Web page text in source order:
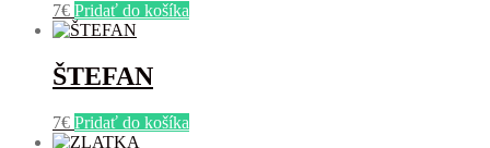
7€ Pridať do košíka
ŠTEFAN
7€ Pridať do košíka